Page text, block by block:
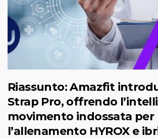
Riassunto: Amazfit
Strap Pro, offrendo
movimento indossata per
l’allenamento HYROX e